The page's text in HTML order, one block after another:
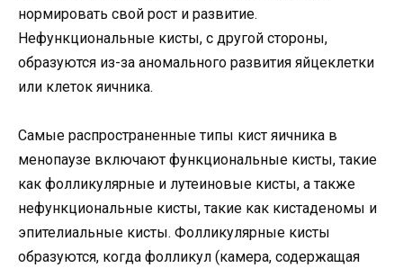
нормировать свой рост и развитие.
Нефункциональные кисты, с другой стороны,
образуются из-за аномального развития яйцеклетки
или клеток яичника.
Самые распространенные типы кист яичника в
менопаузе включают функциональные кисты, такие
как фолликулярные и лутеиновые кисты, а также
нефункциональные кисты, такие как кистаденомы и
эпителиальные кисты. Фолликулярные кисты
образуются, когда фолликул (камера, содержащая